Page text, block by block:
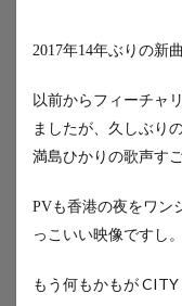
2017年14年ぶりの新
以前からフィーチャ
ましたが、久しぶり
満島ひかりの歌声す
PVも香港の夜をワン
っこいい映像ですし。
もう何もかもが CITY